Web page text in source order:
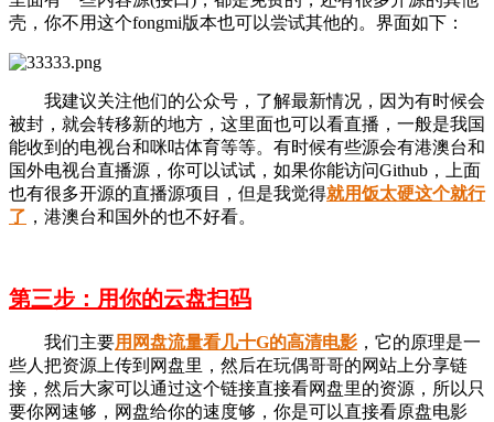
壳，你不用这个fongmi版本也可以尝试其他的。界面如下：
我建议关注他们的公众号，了解最新情况，因为有时候会
被封，就会转移新的地方，这里面也可以看直播，一般是我国
能收到的电视台和咪咕体育等等。有时候有些源会有港澳台和
国外电视台直播源，你可以试试，如果你能访问Github，上面
也有很多开源的直播源项目，但是我觉得就用饭太硬这个就行
了 ，港澳台和国外的也不好看。
第三步：用你的云盘扫码
我们主要用网盘流量看几十G的高清电影 ，它的原理是一
些人把资源上传到网盘里，然后在玩偶哥哥的网站上分享链
接，然后大家可以通过这个链接直接看网盘里的资源，所以只
要你网速够，网盘给你的速度够，你是可以直接看原盘电影